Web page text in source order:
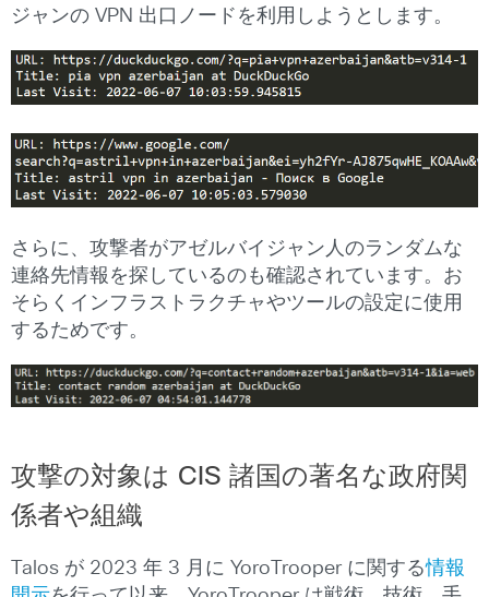
ジャンの VPN 出口ノードを利用しようとします。
さらに、攻撃者がアゼルバイジャン人のランダムな
連絡先情報を探しているのも確認されています。お
そらくインフラストラクチャやツールの設定に使用
するためです。
攻撃の対象は CIS 諸国の著名な政府関
係者や組織
Talos が 2023 年 3 月に YoroTrooper に関する情報